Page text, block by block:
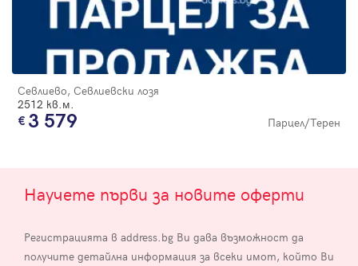
Севлиево, Севлиевски лозя
2512 кв.м.
3 579 Парцел/Терен
Научете първи за новите оферти
Регистрацията в address.bg Ви дава възможност да
получите детайлна информация за всеки имот, който Ви